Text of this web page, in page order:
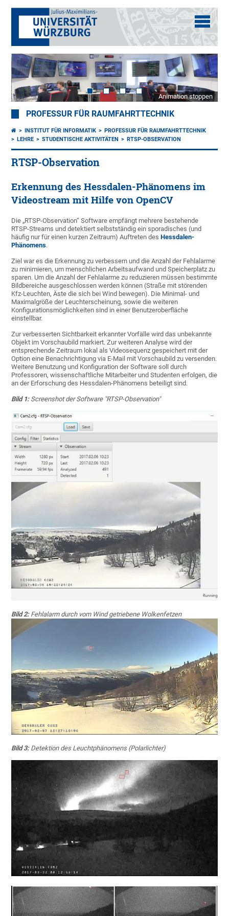
Animation stoppen
PROFESSUR FÜR RAUMFAHRTTECHNIK
INSTITUT FÜR INFORMATIK
PROFESSUR FÜR RAUMFAHRTTECHNIK
LEHRE
STUDENTISCHE AKTIVITÄTEN RTSP-OBSERVATION
RTSP-Observation
Erkennung des Hessdalen-Phänomens im
Videostream mit Hilfe von OpenCV
Die „RTSP-Observation“ Software empfängt mehrere bestehende
RTSP-Streams und detektiert selbstständig ein sporadisches (und
häufig nur für einen kurzen Zeitraum) Auftreten desHessdalen-
Phänomens.
Ziel war es die Erkennung zu verbessern und die Anzahl der Fehlalarme
zu minimieren, um menschlichen Arbeitsaufwand und Speicherplatz zu
sparen. Um die Anzahl der Fehlalarme zu reduzieren müssen bestimmte
Bildbereiche ausgeschlossen werden können (Straße mit störenden
Kfz-Leuchten, Äste die sich bei Wind bewegen). Die Minimal- und
Maximalgröße der Leuchterscheinung, sowie die weiteren
Konfigurationsmöglichkeiten sind in einer Benutzeroberfläche
einstellbar.
Zur verbesserten Sichtbarkeit erkannter Vorfälle wird das unbekannte
Objekt im Vorschaubild markiert. Zur weiteren Analyse wird der
entsprechende Zeitraum lokal als Videosequenz gespeichert mit der
Option eine Benachrichtigung via E-Mail mit Vorschaubild zu versenden.
Weitere Benutzung und Konfiguration der Software soll durch
Professoren, wissenschaftliche Mitarbeiter und Studenten erfolgen, die
an der Erforschung des Hessdalen-Phänomens beteiligt sind.
Bild 1:Screenshot der Software "RTSP-Observation"
Bild 2:Fehlalarm durch vom Wind getriebene Wolkenfetzen
Bild 3:Detektion des Leuchtphänomens (Polarlichter)